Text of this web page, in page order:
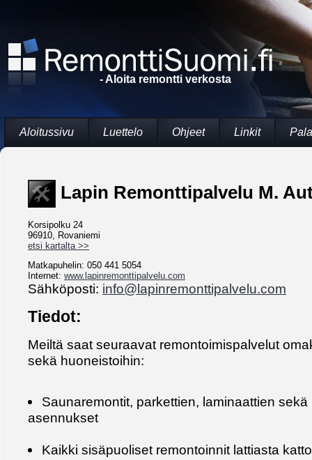
- Aloita remontti verkosta
Aloitussivu Luettelo Ohjeet Linkit
Lapin Remonttipalvelu M.
Korsipolku 24
96910, Rovaniemi
etsi kartalta >>
Matkapuhelin: 050 441 5054
Internet: www.lapinremonttipalvelu.com
Sähköposti: info@lapinremonttipalvelu.com
Tiedot:
Meiltä saat seuraavat remontoimispalvelut
sekä huoneistoihin:
Saunaremontit, parkettien, laminaattien sekä
asennukset
Kaikki sisäpuoliset remontoinnit lattiasta